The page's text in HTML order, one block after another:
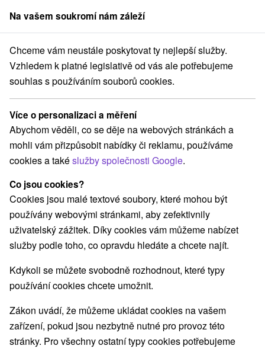
člen skupinySorger
Apartmány Východné Slovensko Prešovský kraj Stará Lesná
Apartmány Stará Lesná
Kategorie
Všechny kategorie
Hotely na Slovensku (7)
Apartmány(15) Chaty na prenájom(39)
Penzióny (18) Priváty
Vyberte lokalitu nebo termín
VŠECHNY TOP - NEJPRODÁVANĚJŠÍ NEJLEVNĚJŠÍ
Na vašem soukromí nám záleží
Chceme vám neustále poskytovat ty nejlepší služby.
Vzhledem k platné legislativě od vás ale potřebujeme
souhlas s používáním souborů cookies.
Více o personalizaci a měření
Abychom věděli, co se děje na webových stránkách a
mohli vám přizpůsobit nabídky či reklamu, používáme
cookies a takéslužby společnosti Google.
Co jsou cookies?
Cookies jsou malé textové soubory, které mohou být
používány webovými stránkami, aby zefektivnily
uživatelský zážitek. Díky cookies vám můžeme nabízet
služby podle toho, co opravdu hledáte a chcete najít.
Kdykoli se můžete svobodně rozhodnout, které typy
používání cookies chcete umožnit.
Zákon uvádí, že můžeme ukládat cookies na vašem
zařízení, pokud jsou nezbytně nutné pro provoz této
stránky. Pro všechny ostatní typy cookies potřebujeme